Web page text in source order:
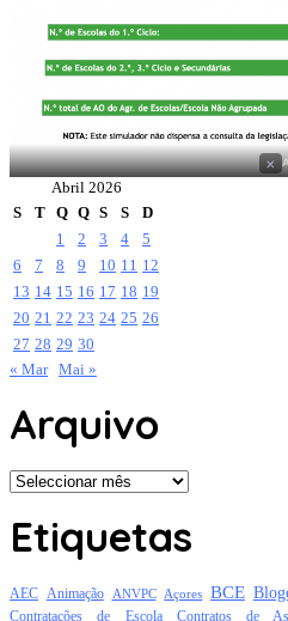
×
Abril 2026
S
T Q Q S S
D
1
2 3 4
5
6
7 8 9 10 11 12
13 14 15 16 17 18 19
20 21 22 23 24 25 26
27 28 29 30
« Mar Mai »
Arquivo
Arquivo
Etiquetas
AEC Animação ANVPC Açores BCE
Contratações de Escola Contratos de